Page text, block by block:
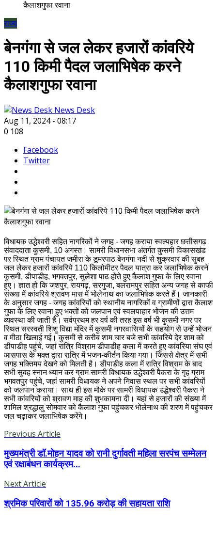
कैलाशगुफा रवाना
राज्य
बेनगंगा से जल लेकर हजारों कांवरिये
110 किमी पैदल जलाभिषेक करने
कैलाशगुफा रवाना
News Desk
Aug 11, 2024 - 08:17
0 108
Facebook
Twitter
विधायक उद्धेश्वरी सहित नागरिकों ने जगह - जगह कराया स्वल्पहार छत्तीसगढ़
संवाददाता कुसमी, 10 अगस्त। सामरी विधानसभा अंतर्गत कुसमी विकासखंड
पर स्थित ग्राम पंचायत जमीरा के डूमरपाठ बेनगंगा नदी से शुक्रवार की सुबह
जल लेकर हजारों कांवरिये 110 किलोमीटर पैदल यात्रा कर जलाभिषेक करने
कुसमी, डीपाडीह, भगवतपुर, सुलेशा पाठ होते हुए कैलाश गुफा के लिए रवाना
हुए। ज्ञात हो कि जशपुर, रायगढ़, सरगुजा, बलरामपुर सहित अन्य जगह से काफी
संख्या में कांवरिये श्रावण मास में भोलेनाथ का जलाभिषेक करते हैं। जानकारी
के अनुसार जगह - जगह कांवरियों को स्थानीय नागरिकों व ग्रामीणों द्वारा कैलाश
गुफा के लिए रवाना हुए भक्तों को जलपान एवं स्वलपाहार भोजन की उत्तम
व्यवस्था की जाती है। सर्वप्रथम हर वर्ष की तरह इस वर्ष भी कुसमी नगर पर
स्थित सरस्वती शिशु विद्या मंदिर में कुसमी नगरवासियों के सहयोग से उन्हें भोजन
व मीठा खिलाई गई। कुसमी से करीब शाम चार बजे सभी कांवरिये देर शाम को
डीपाडीह पहुंचे, जहां रात्रि विश्राम डीपाडीह कला में करते हुए कांवरिया संघ एवं
आसपास के भक्त द्वारा रात्रि में भजन-कीर्तन किया गया। जिससे क्षेत्र में सभी
जगह भक्तिमय देखने को मिलती है। डीपाडीह कला में रात्रि विश्राम के बाद
सभी सुबह स्नान ध्यान कर ग्राम सामरी विधायक उद्धेश्वरी पैकरा के गृह ग्राम
भगवतपुर पहुंचे, जहां सामरी विधायक ने अपने निवास स्थल पर सभी कांवरियों
को जलपान कराया। साथ ही इस मौके पर सामरी विधायक उद्धेश्वरी पैकरा ने
सभी कांवरियों को श्रावण माह की शुभकामना दी। यहां से हजारों की संख्या में
शामिल श्रद्धालु सोमवार को कैलाश गुफा पहुंचकर भोलेनाथ की शरण में पहुंचकर
जल चढ़ाकर जलाभिषेक करेंगे।
Previous Article
मुख्यमंत्री डॉ.मोहन यादव को रानी दुर्गावती महिला सरपंच सम्मेलन
एवं रक्षाबंधन कार्यक्रम...
Next Article
श्रमिक परिवारों को 135.96 करोड़ की सहायता राशि